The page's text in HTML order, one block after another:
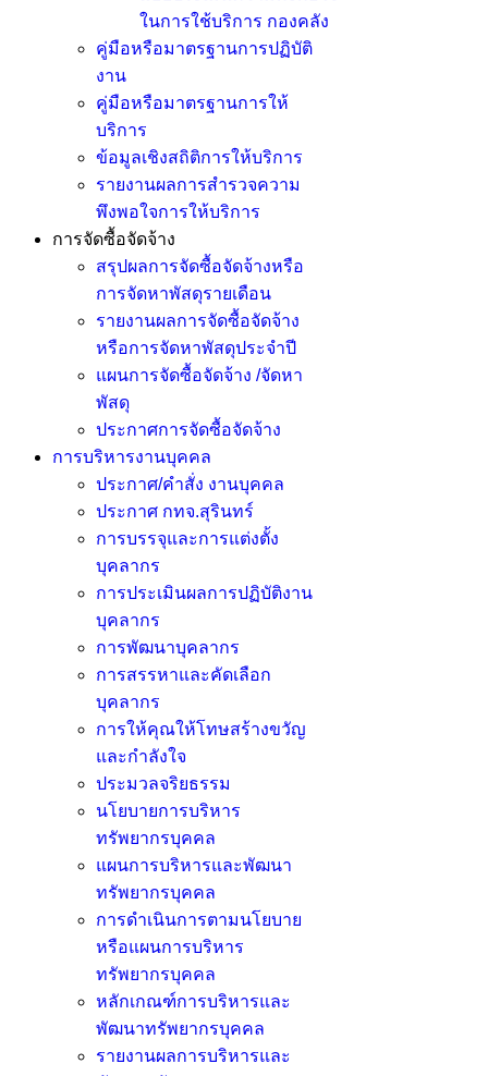
ในการใช้บริการ กองคลัง
คู่มือหรือมาตรฐานการปฏิบัติ
งาน
คู่มือหรือมาตรฐานการให้
บริการ
ข้อมูลเชิงสถิติการให้บริการ
รายงานผลการสำรวจความ
พึงพอใจการให้บริการ
การจัดซื้อจัดจ้าง
สรุปผลการจัดซื้อจัดจ้างหรือ
การจัดหาพัสดุรายเดือน
รายงานผลการจัดซื้อจัดจ้าง
หรือการจัดหาพัสดุประจำปี
แผนการจัดซื้อจัดจ้าง /จัดหา
พัสดุ
ประกาศการจัดซื้อจัดจ้าง
การบริหารงานบุคคล
ประกาศ/คำสั่ง งานบุคคล
ประกาศ กทจ.สุรินทร์
การบรรจุและการแต่งตั้ง
บุคลากร
การประเมินผลการปฏิบัติงาน
บุคลากร
การพัฒนาบุคลากร
การสรรหาและคัดเลือก
บุคลากร
การให้คุณให้โทษสร้างขวัญ
และกำลังใจ
ประมวลจริยธรรม
นโยบายการบริหาร
ทรัพยากรบุคคล
แผนการบริหารและพัฒนา
ทรัพยากรบุคคล
การดำเนินการตามนโยบาย
หรือแผนการบริหาร
ทรัพยากรบุคคล
หลักเกณฑ์การบริหารและ
พัฒนาทรัพยากรบุคคล
รายงานผลการบริหารและ